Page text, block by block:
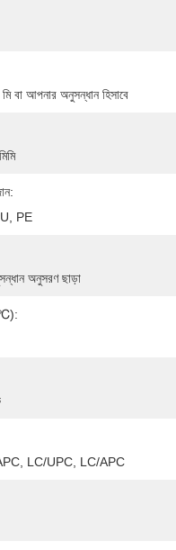
আপনার অনুসন্ধান হিসাবে
​​PE
অনুসরণ ছাড়া
LC/UPC, LC/APC